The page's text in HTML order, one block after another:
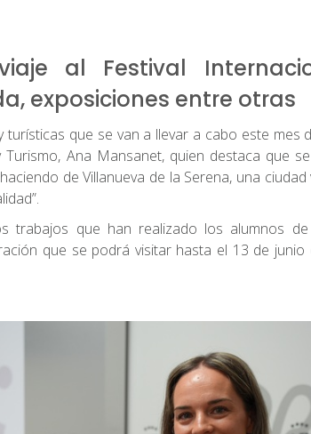
al Festival
exposiciones entre otras
turísticas que se van a llevar a cabo este mes
Ana Mansanet, quien destaca que
de Villanueva de la Serena, una ciudad
trabajos que han realizado los alumnos
que se podrá visitar hasta el 13 de junio